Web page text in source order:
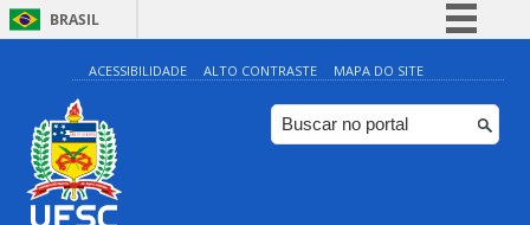
BRASIL
Simplifique!
Comunica BR
Participe
ACESSIBILIDADE ALTO CONTRASTE MAPA DO SITE